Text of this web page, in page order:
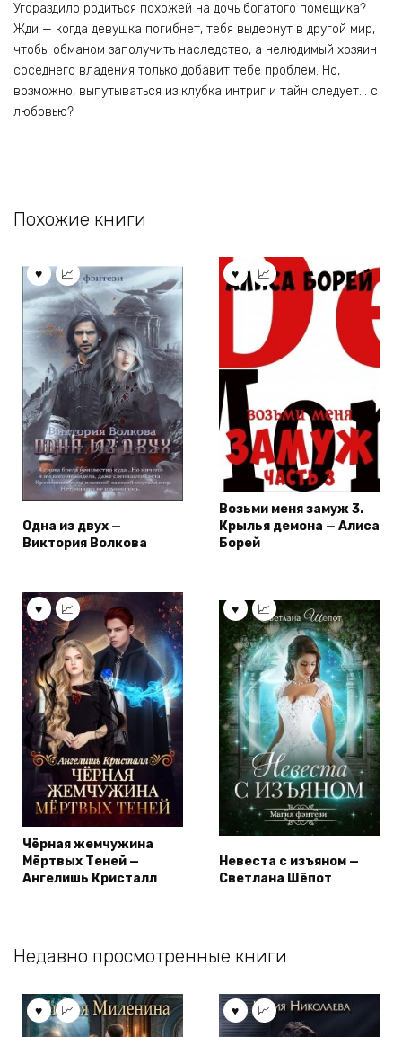
Угораздило родиться похожей на дочь богатого помещика?
Жди — когда девушка погибнет, тебя выдернут в другой мир,
чтобы обманом заполучить наследство, а нелюдимый хозяин
соседнего владения только добавит тебе проблем. Но,
возможно, выпутываться из клубка интриг и тайн следует… с
любовью?
Похожие книги
Одна из двух —
Виктория Волкова
Возьми меня замуж 3.
Крылья демона — Алиса
Борей
Чёрная жемчужина
Мёртвых Теней —
Ангелишь Кристалл
Невеста с изъяном —
Светлана Шёпот
Недавно просмотренные книги